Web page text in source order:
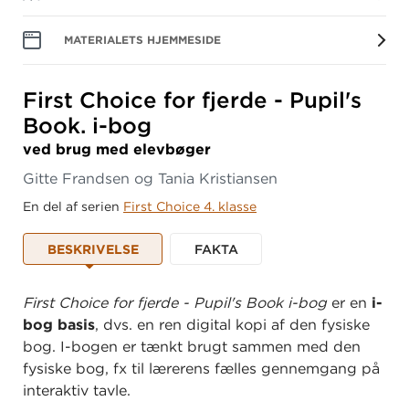
MATERIALETS HJEMMESIDE
First Choice for fjerde - Pupil's
Book. i-bog
ved brug med elevbøger
Gitte Frandsen og Tania Kristiansen
En del af serien First Choice 4. klasse
BESKRIVELSE FAKTA
First Choice for fjerde - Pupil's Book i-bog er en i-
bog basis, dvs. en ren digital kopi af den fysiske
bog. I-bogen er tænkt brugt sammen med den
fysiske bog, fx til lærerens fælles gennemgang på
interaktiv tavle.